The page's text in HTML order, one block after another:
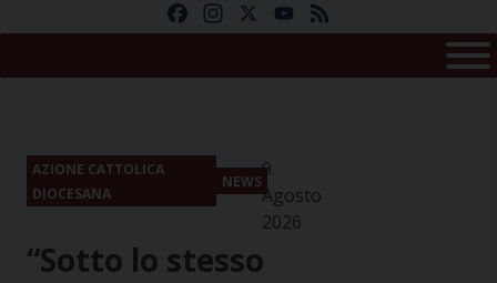
FacebookInstagramYouTube
AZIONE CATTOLICA
DIOCESANA
NEWS
9
Agosto
2026
“Sotto lo stesso